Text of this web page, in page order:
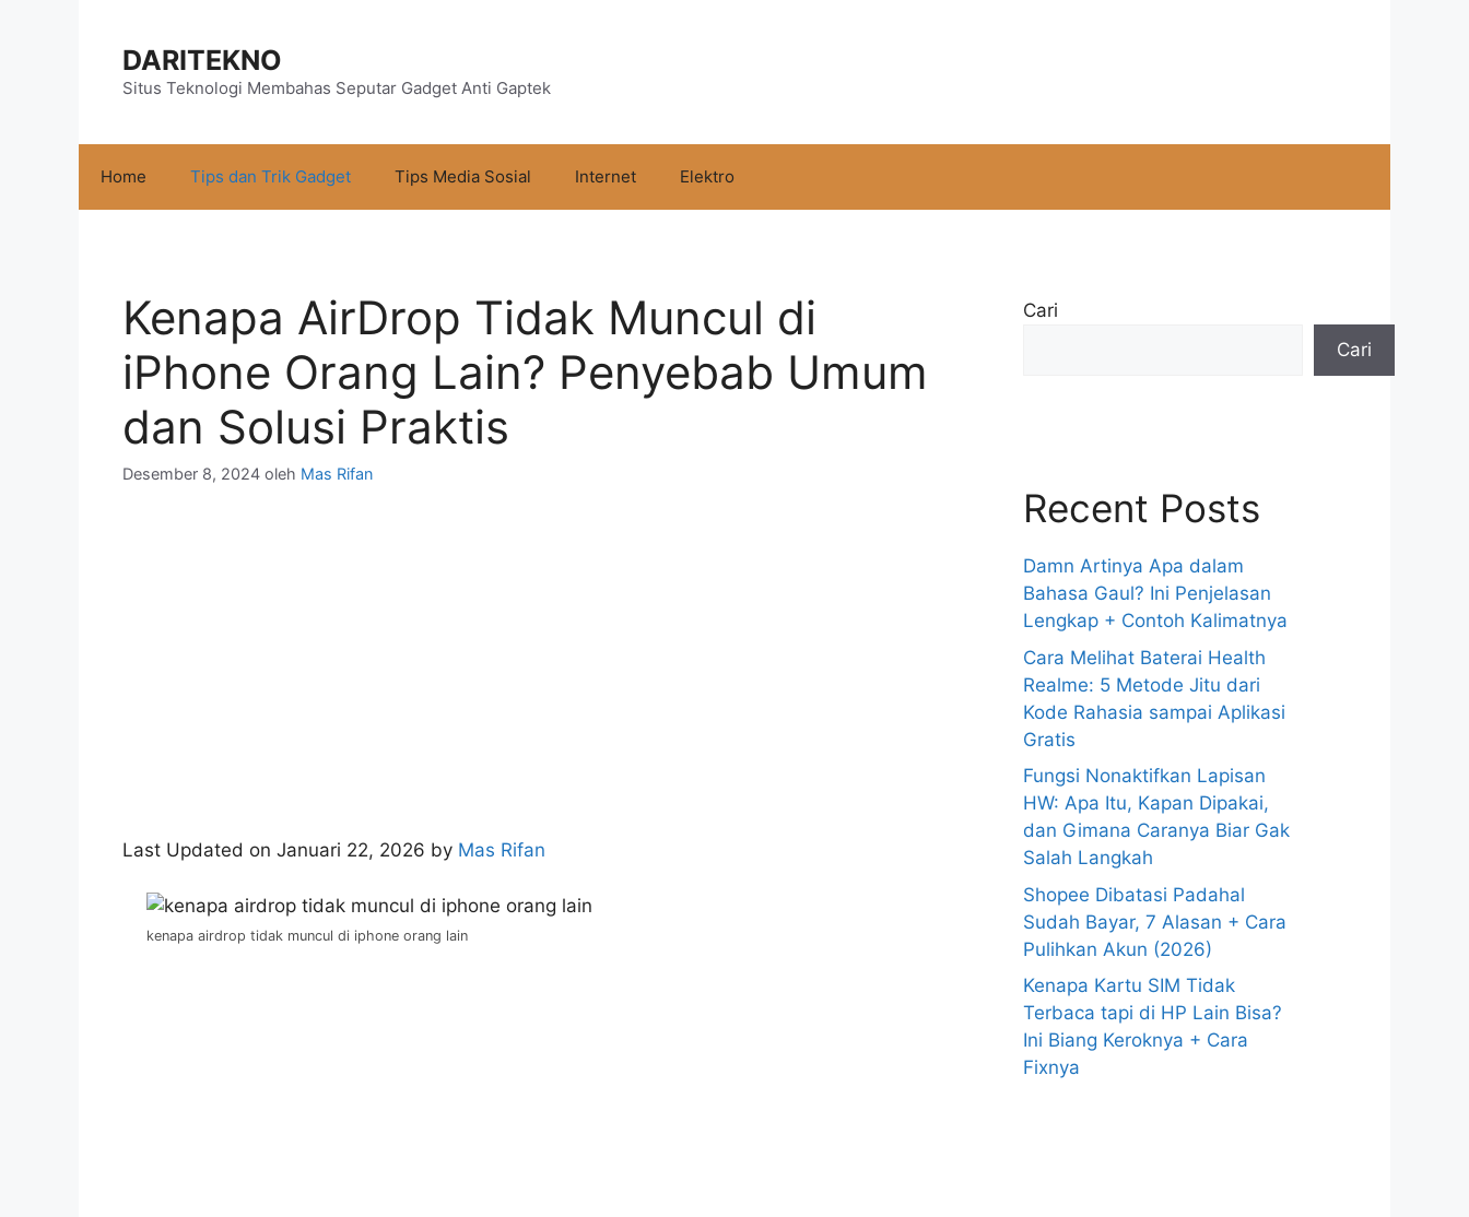
DARITEKNO
Situs Teknologi Membahas Seputar Gadget Anti Gaptek
Home Tips dan Trik Gadget Tips Media Sosial Internet Elektro
Kenapa AirDrop Tidak Muncul di
iPhone Orang Lain? Penyebab Umum
dan Solusi Praktis
Desember 8, 2024 oleh Mas Rifan
Last Updated on Januari 22, 2026 by Mas Rifan
kenapa airdrop tidak muncul di iphone orang lain
Cari
Cari
Recent Posts
Damn Artinya Apa dalam
Bahasa Gaul? Ini Penjelasan
Lengkap + Contoh Kalimatnya
Cara Melihat Baterai Health
Realme: 5 Metode Jitu dari
Kode Rahasia sampai Aplikasi
Gratis
Fungsi Nonaktifkan Lapisan
HW: Apa Itu, Kapan Dipakai,
dan Gimana Caranya Biar Gak
Salah Langkah
Shopee Dibatasi Padahal
Sudah Bayar, 7 Alasan + Cara
Pulihkan Akun (2026)
Kenapa Kartu SIM Tidak
Terbaca tapi di HP Lain Bisa?
Ini Biang Keroknya + Cara
Fixnya